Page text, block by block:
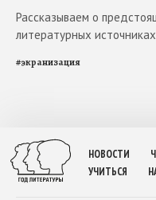
Рассказываем о
литературных источниках
#экранизация
НОВОСТИ
УЧИТЬСЯ